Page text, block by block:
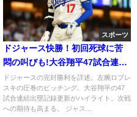
スポーツ
ドジャース快勝！初回死球に苦
悶の叫びも!大谷翔平47試合連続
出塁の記録更新
ドジャースの完封勝利を詳述。左腕ロブレ
スキの圧巻のピッチング、大谷翔平の47
試合連続出塁記録更新がハイライト。次戦
への期待も高まる。 ジャス...